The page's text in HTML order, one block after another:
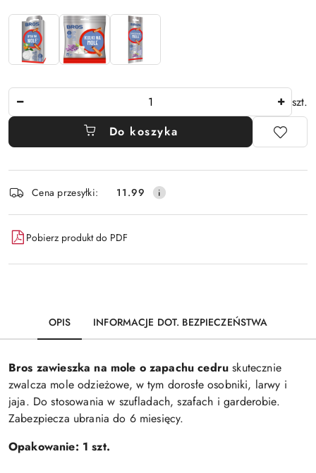
szt.
Do koszyka
i
dostawa
Cena przesyłki: 11.99
Pobierz produkt do PDF
OPIS INFORMACJE DOT. BEZPIECZEŃSTWA
Bros zawieszka na mole o zapachu cedruskutecznie
zwalcza mole odzieżowe, w tym dorosłe osobniki, larwy i
jaja. Do stosowania w szufladach, szafach i garderobie.
Zabezpiecza ubrania do 6 miesięcy.
Opakowanie: 1 szt.